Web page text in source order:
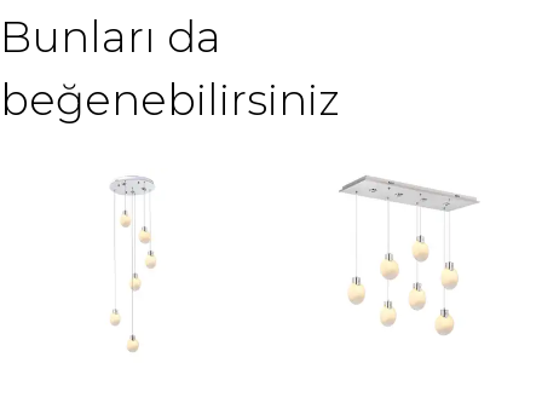
Bunları da
beğenebilirsiniz